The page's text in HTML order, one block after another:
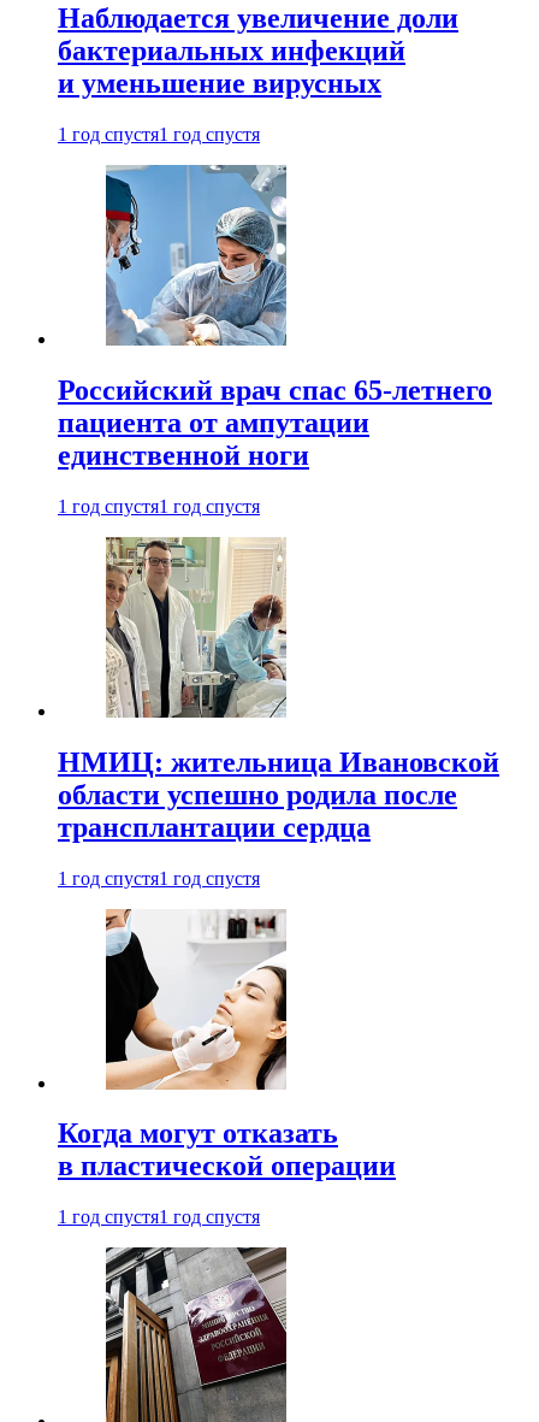
Наблюдается увеличение доли
бактериальных инфекций
и уменьшение вирусных
1 год спустя1 год спустя
Российский врач спас 65-летнего
пациента от ампутации
единственной ноги
1 год спустя1 год спустя
НМИЦ: жительница Ивановской
области успешно родила после
трансплантации сердца
1 год спустя1 год спустя
Когда могут отказать
в пластической операции
1 год спустя1 год спустя